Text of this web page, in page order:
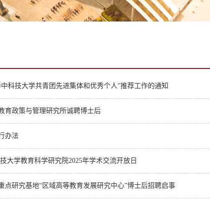
科技大学共青团先进集体和优秀个人”推荐工作的通知
育政策与管理研究所诚聘博士后
办法
学教育科学研究院2025年学术交流开放日
点研究基地“区域高等教育发展研究中心”博士后招聘启事